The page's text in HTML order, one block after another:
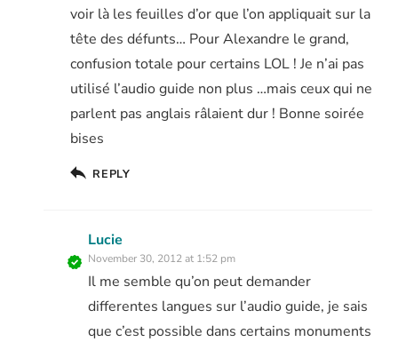
voir là les feuilles d’or que l’on appliquait sur la
tête des défunts… Pour Alexandre le grand,
confusion totale pour certains LOL ! Je n’ai pas
utilisé l’audio guide non plus …mais ceux qui ne
parlent pas anglais râlaient dur ! Bonne soirée
bises
REPLY
Lucie
November 30, 2012 at 1:52 pm
Il me semble qu’on peut demander
differentes langues sur l’audio guide, je sais
que c’est possible dans certains monuments